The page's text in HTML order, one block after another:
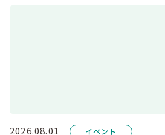
2026.08.01 イベント